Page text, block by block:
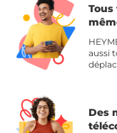
Tous
aussi
Des